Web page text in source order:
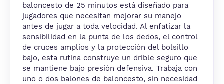
baloncesto de 25 minutos está diseñado para
jugadores que necesitan mejorar su manejo
antes de jugar a toda velocidad. Al enfatizar la
sensibilidad en la punta de los dedos, el control
de cruces amplios y la protección del bolsillo
bajo, esta rutina construye un drible seguro que
se mantiene bajo presión defensiva. Trabaja con
uno o dos balones de baloncesto, sin necesidad